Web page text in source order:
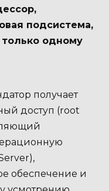
подсистема,
одному
получает
доступ (root
обеспечение и